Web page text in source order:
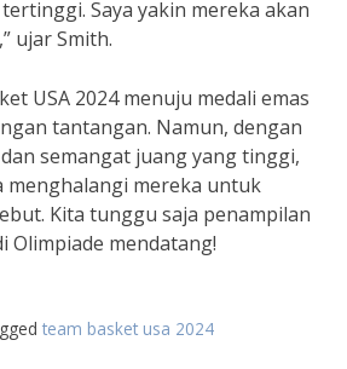
Saya yakin mereka akan
ujar Smith.
USA 2024 menuju medali emas
tantangan. Namun, dengan
semangat juang yang tinggi,
menghalangi mereka untuk
Kita tunggu saja penampilan
Olimpiade mendatang!
team basket usa 2024